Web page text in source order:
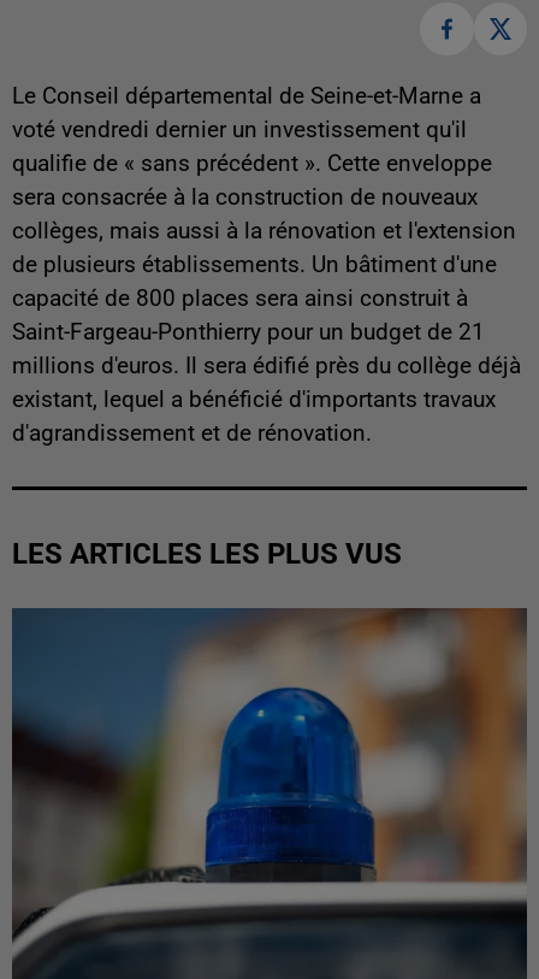
Le Conseil départemental de Seine-et-Marne a
voté vendredi dernier un investissement qu'il
qualifie de « sans précédent ». Cette enveloppe
sera consacrée à la construction de nouveaux
collèges, mais aussi à la rénovation et l'extension
de plusieurs établissements. Un bâtiment d'une
capacité de 800 places sera ainsi construit à
Saint-Fargeau-Ponthierry pour un budget de 21
millions d'euros. Il sera édifié près du collège déjà
existant, lequel a bénéficié d'importants travaux
d'agrandissement et de rénovation.
LES ARTICLES LES PLUS VUS